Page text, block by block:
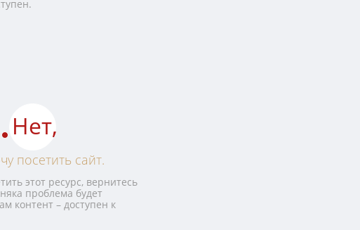
Нет,
посетить сайт.
этот ресурс, вернитесь
проблема будет
контент – доступен к